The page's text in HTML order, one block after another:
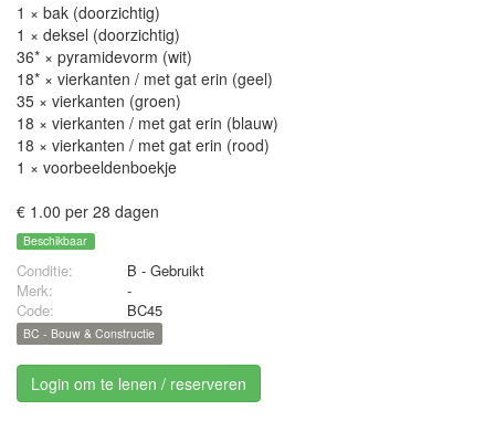
1 × bak (doorzichtig)
1 × deksel (doorzichtig)
36* × pyramidevorm (wit)
18* × vierkanten / met gat erin (geel)
35 × vierkanten (groen)
18 × vierkanten / met gat erin (blauw)
18 × vierkanten / met gat erin (rood)
1 × voorbeeldenboekje
€ 1.00 per 28 dagen
Beschikbaar
Conditie:
B - Gebruikt
Merk:
-
Code:
BC45
BC - Bouw & Constructie
Login om te lenen / reserveren